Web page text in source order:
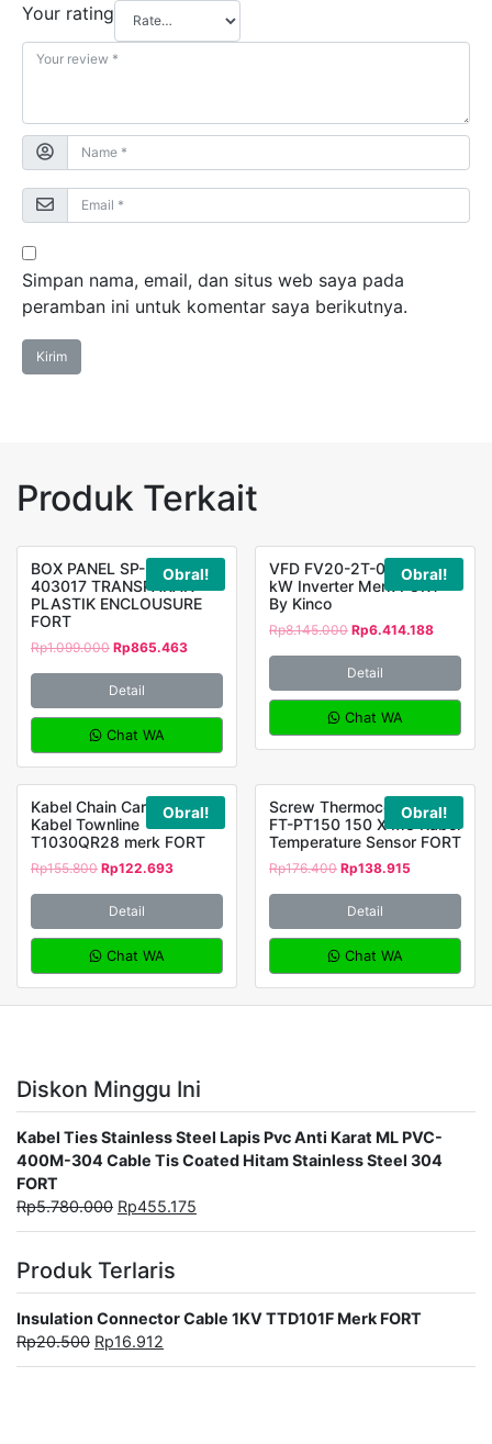
Your rating
Simpan nama, email, dan situs web saya pada
peramban ini untuk komentar saya berikutnya.
Produk Terkait
Obral!
BOX PANEL SP-PCT-
403017 TRANSPARAN
PLASTIK ENCLOUSURE
FORT
Rp1.099.000 Rp865.463
Detail
Chat WA
Obral!
VFD FV20-2T-0055G 5,5
kW Inverter Merk FORT
By Kinco
Rp8.145.000 Rp6.414.188
Detail
Chat WA
Obral!
Kabel Chain Carier Drag
Kabel Townline
T1030QR28 merk FORT
Rp155.800 Rp122.693
Detail
Chat WA
Obral!
Screw Thermocouple RTD
FT-PT150 150 X M8 Kabel
Temperature Sensor FORT
Rp176.400 Rp138.915
Detail
Chat WA
Diskon Minggu Ini
Kabel Ties Stainless Steel Lapis Pvc Anti Karat ML PVC-
400M-304 Cable Tis Coated Hitam Stainless Steel 304
FORT
Rp5.780.000 Rp455.175
Produk Terlaris
Insulation Connector Cable 1KV TTD101F Merk FORT
Rp20.500 Rp16.912